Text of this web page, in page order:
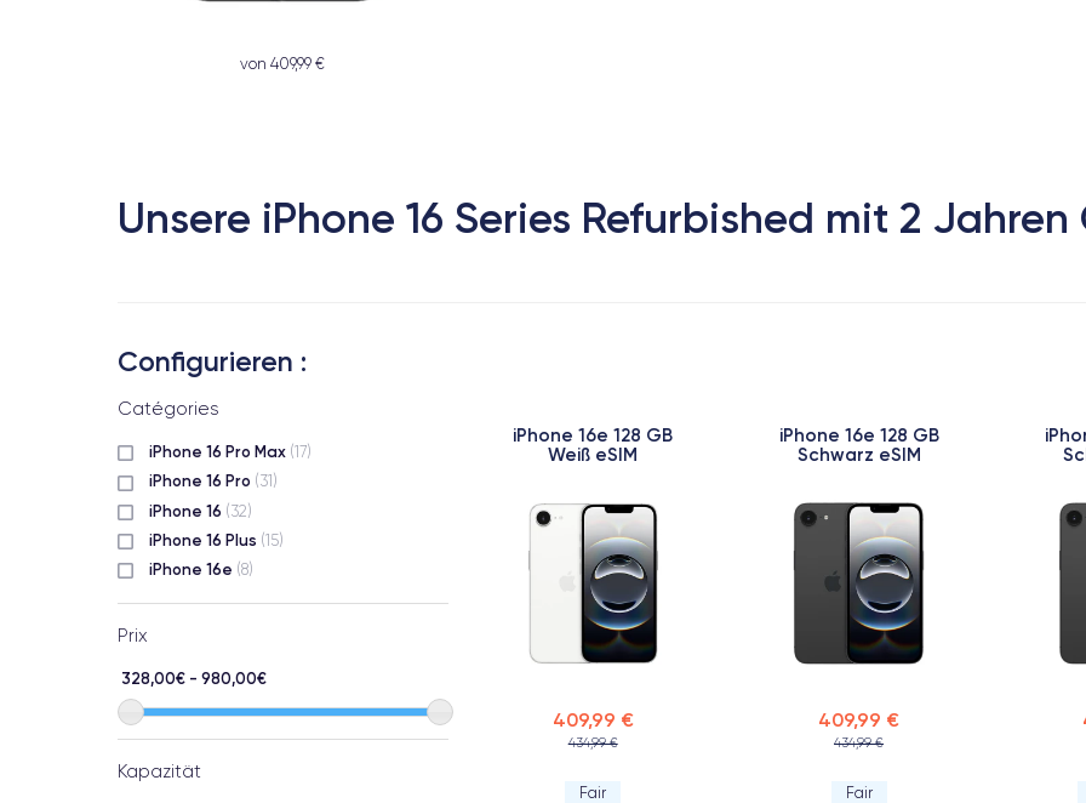
von 409,99 €
Unsere iPhone 16 Series Refurbished mit 2
Configurieren :
Catégories
iPhone 16 Pro Max (17)
iPhone 16 Pro (31)
iPhone 16 (32)
iPhone 16 Plus (15)
iPhone 16e (8)
Prix
328,00€ - 980,00€
Kapazität
iPhone 16e 128 GB
Weiß eSIM
409,99 €
434,99 €
Fair
iPhone 16e 128 GB
Schwarz eSIM
409,99 €
434,99 €
Fair